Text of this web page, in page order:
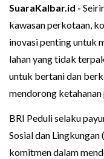
SuaraKalbar.id -
kawasan perkotaan,
inovasi penting untuk
lahan yang tidak
untuk bertani dan
mendorong
BRI Peduli selaku
Sosial dan
komitmen dalam